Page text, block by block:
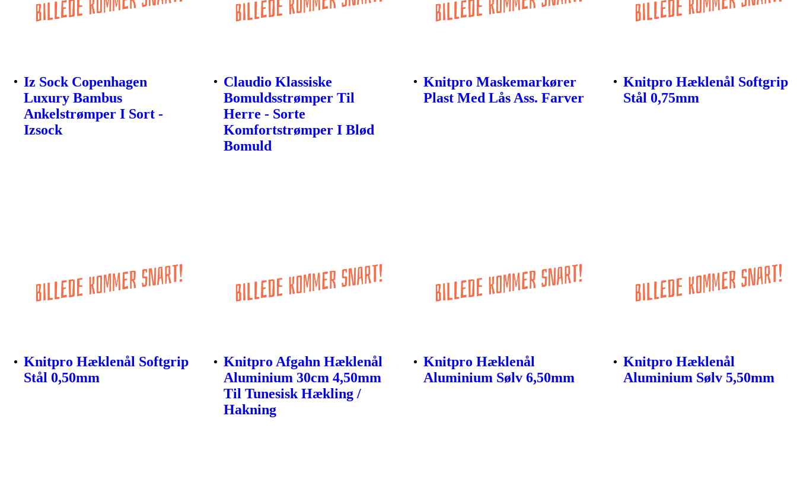
Iz Sock Copenhagen
Luxury Bambus
Ankelstrømper I Sort -
Izsock
Claudio Klassiske
Bomuldsstrømper Til
Herre - Sorte
Komfortstrømper I Blød
Bomuld
Knitpro Maskemarkører
Plast Med Lås Ass. Farver
Knitpro Hæklenål Softgrip
Stål 0,75mm
Knitpro Hæklenål Softgrip
Stål 0,50mm
Knitpro Afgahn Hæklenål
Aluminium 30cm 4,50mm
Til Tunesisk Hækling /
Hakning
Knitpro Hæklenål
Aluminium Sølv 6,50mm
Knitpro Hæklenål
Aluminium Sølv 5,50mm